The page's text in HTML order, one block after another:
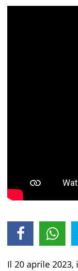
Il 20 aprile 2023, i